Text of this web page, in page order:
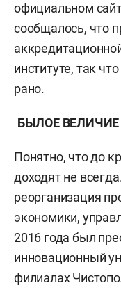
официальном
сообщалось, что
институте, так
рано.
БЫЛОЕ
Понятно, что до
доходят не
реорганизация
экономики,
2016 года был
инновационный
филиалах